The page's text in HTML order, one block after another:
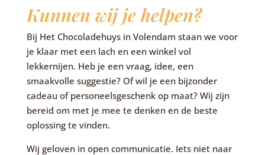
Kunnen wij je helpen?
Bij Het Chocoladehuys in Volendam staan we voor
je klaar met een lach en een winkel vol
lekkernijen. Heb je een vraag, idee, een
smaakvolle suggestie? Of wil je een bijzonder
cadeau of personeelsgeschenk op maat? Wij zijn
bereid om met je mee te denken en de beste
oplossing te vinden.
Wij geloven in open communicatie. Iets niet naar